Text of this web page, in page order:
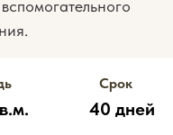
40 дней
Срок